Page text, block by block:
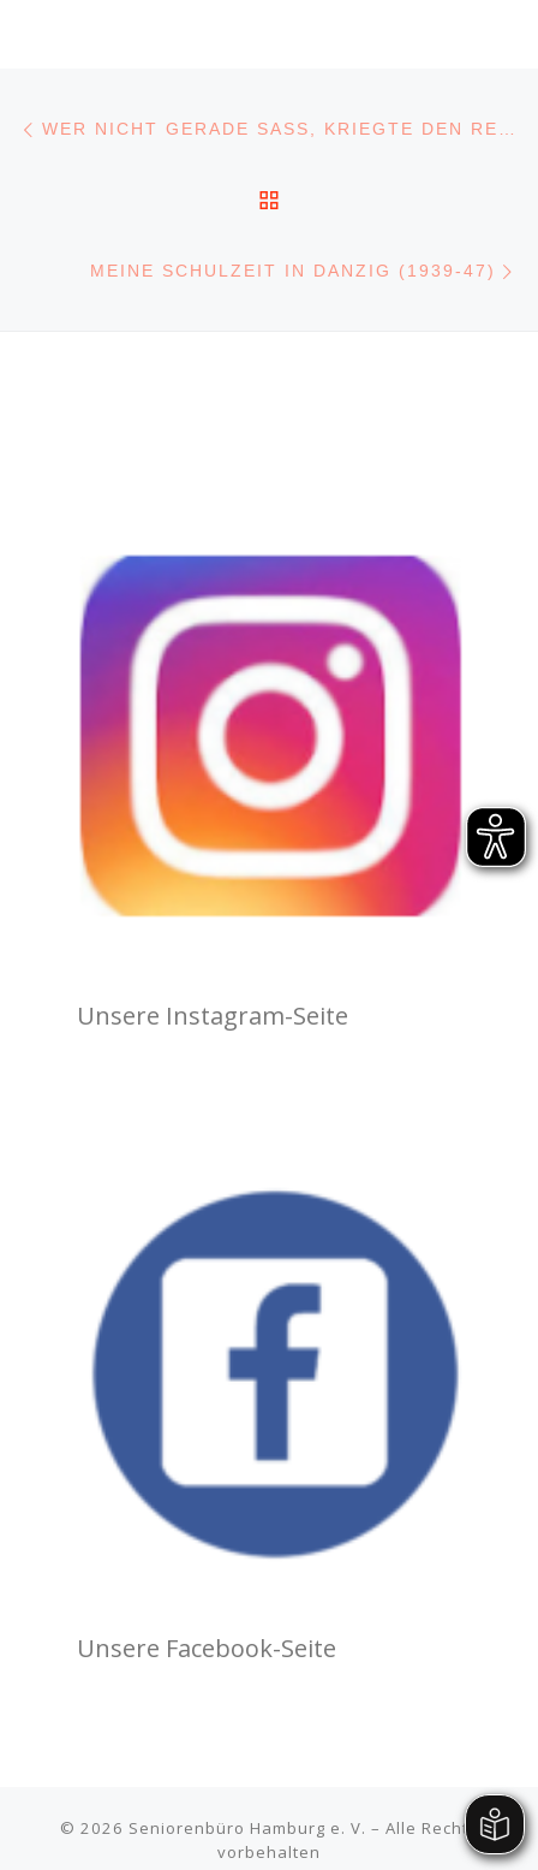
MEINE SCHULZEIT IN DANZIG (1939-47)
Unsere Instagram-Seite
Unsere Facebook-Seite
© 2026 Seniorenbüro Hamburg e. V. – Alle Rechte
vorbehalten